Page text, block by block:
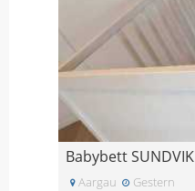
Babybett SUNDVIK
Aargau Gestern